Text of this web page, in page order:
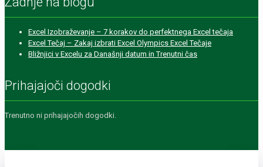
Excel Izobraževanje – 7 korakov do perfektnega Excel tečaja
Excel Tečaj – Zakaj izbrati Excel Olympics Excel Tečaje
Bližnjici v Excelu za Današnji datum in Trenutni čas
Prihajajoči dogodki
Trenutno ni prihajajočih dogodki.